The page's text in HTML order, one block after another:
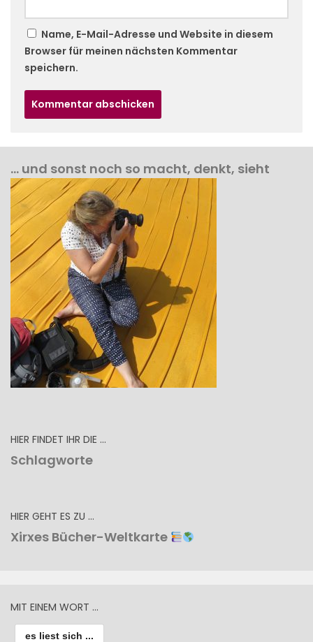
Name, E-Mail-Adresse und Website in diesem
Browser für meinen nächsten Kommentar
speichern.
… und sonst noch so macht, denkt, sieht
HIER FINDET IHR DIE …
Schlagworte
HIER GEHT ES ZU …
Xirxes Bücher-Weltkarte
MIT EINEM WORT …
es liest sich ...